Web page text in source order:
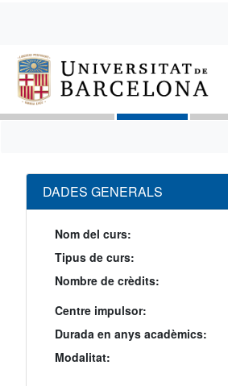
DADES GENERALS
Nom del curs:
Tipus de curs:
Nombre de crèdits:
Centre impulsor:
Durada en anys acadèmics:
Modalitat: